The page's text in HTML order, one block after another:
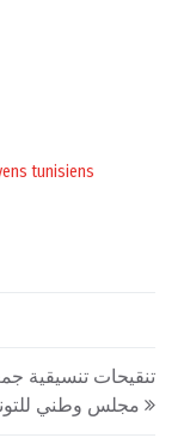
tunisiens
تنقيحات تنسيقية
مجلس وطني